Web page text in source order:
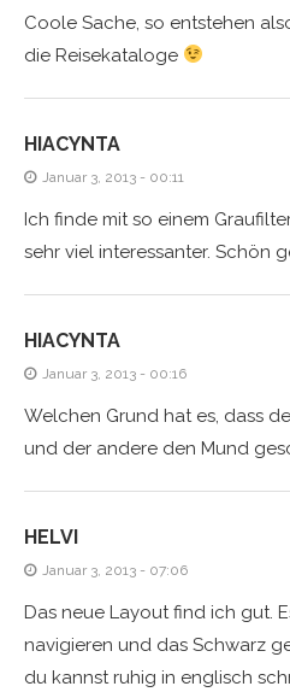
Coole Sache, so entstehen
die Reisekataloge
HIACYNTA
Januar 3, 2013 - 00:11
Ich finde mit so einem
sehr viel interessanter. Schön
HIACYNTA
Januar 3, 2013 - 00:16
Welchen Grund hat es, dass
und der andere den Mund
HELVI
Januar 3, 2013 - 07:06
Das neue Layout find ich gut.
navigieren und das Schwarz
du kannst ruhig in englisch